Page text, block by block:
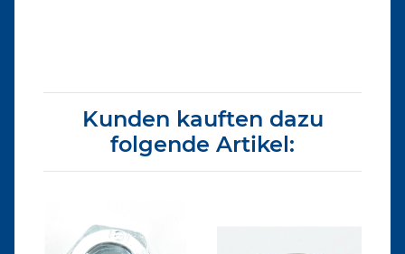
Kunden kauften dazu
folgende Artikel: